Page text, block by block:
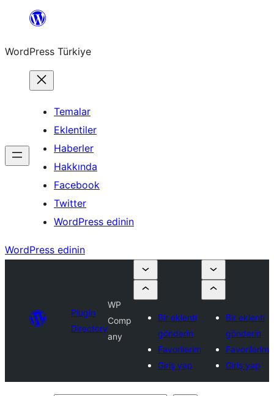
İçeriğe
WordPress Türkiye
Temalar
Eklentiler
Haberler
Hakkında
Facebook
Twitter
WordPress edinin
WordPress edinin
Plugin
Directory
WP
Comp
any
Bir eklenti
gönderin
Favorilerim
Giriş yap
Bir eklenti
gönderin
Favorilerim
Giriş yap